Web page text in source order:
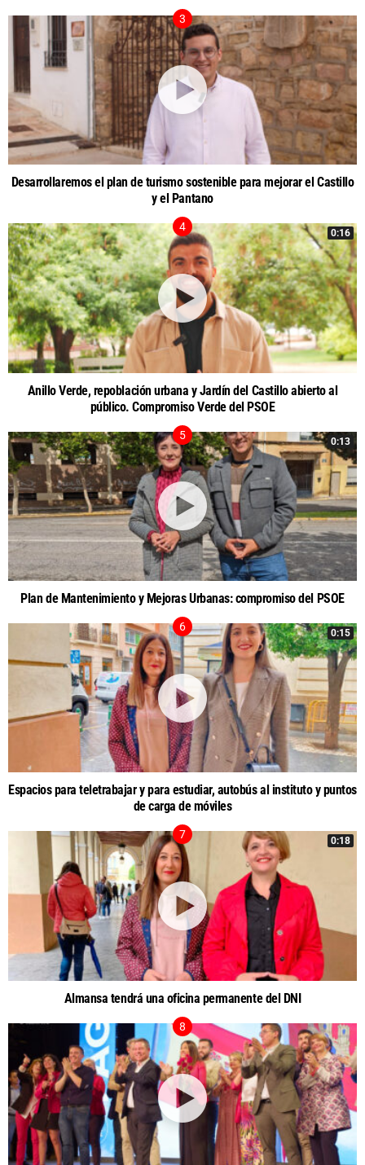
Desarrollaremos el plan de turismo sostenible para mejorar el Castillo
y el Pantano
0:16
Anillo Verde, repoblación urbana y Jardín del Castillo abierto al
público. Compromiso Verde del PSOE
0:13
Plan de Mantenimiento y Mejoras Urbanas: compromiso del PSOE
0:15
Espacios para teletrabajar y para estudiar, autobús al instituto y puntos
de carga de móviles
0:18
Almansa tendrá una oficina permanente del DNI